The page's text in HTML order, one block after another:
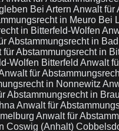
Bei Artern Anwalt für
in Meuro Bei
in Bitterfeld-Wolfen
Abstammungsrecht in
für Abstammungsrecht in
Wolfen Bitterfeld Anwalt
für
in Nonnewitz
Abstammungsrecht in
Anwalt für
Anwalt für
Coswig (Anhalt)